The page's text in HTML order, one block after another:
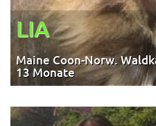
LIA
Maine Coon-Norw.
13 Monate